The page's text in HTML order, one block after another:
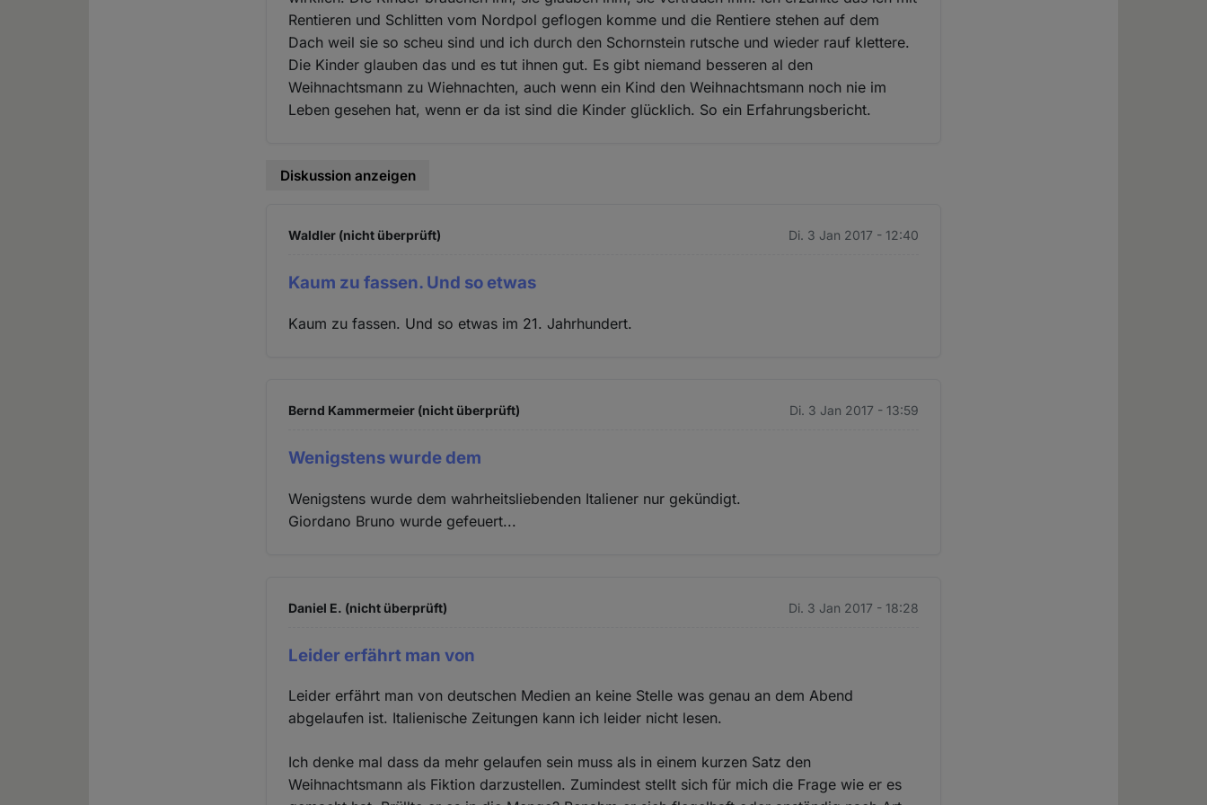
Rentieren und Schlitten vom Nordpol geflogen komme und die Rentiere stehen auf dem
Dach weil sie so scheu sind und ich durch den Schornstein rutsche und wieder rauf klettere.
Die Kinder glauben das und es tut ihnen gut. Es gibt niemand besseren al den
Weihnachtsmann zu Wiehnachten, auch wenn ein Kind den Weihnachtsmann noch nie im
Leben gesehen hat, wenn er da ist sind die Kinder glücklich. So ein Erfahrungsbericht.
Diskussion anzeigen
Waldler (nicht überprüft) Di. 3 Jan 2017 - 12:40
Kaum zu fassen. Und so etwas
Kaum zu fassen. Und so etwas im 21. Jahrhundert.
Bernd Kammermeier (nicht überprüft) Di. 3 Jan 2017 - 13:59
Wenigstens wurde dem
Wenigstens wurde dem wahrheitsliebenden Italiener nur gekündigt.
Giordano Bruno wurde gefeuert...
Daniel E. (nicht überprüft) Di. 3 Jan 2017 - 18:28
Leider erfährt man von
Leider erfährt man von deutschen Medien an keine Stelle was genau an dem Abend
abgelaufen ist. Italienische Zeitungen kann ich leider nicht lesen.
Ich denke mal dass da mehr gelaufen sein muss als in einem kurzen Satz den
Weihnachtsmann als Fiktion darzustellen. Zumindest stellt sich für mich die Frage wie er es